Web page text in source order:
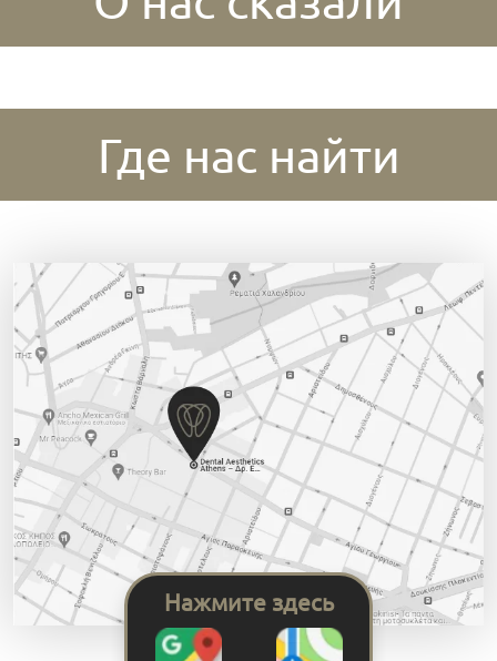
Где нас найти
Нажмите здесь